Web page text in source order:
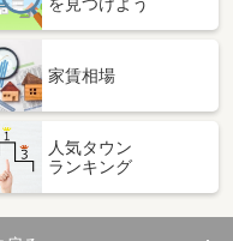
家賃相場
人気タウン
ランキング